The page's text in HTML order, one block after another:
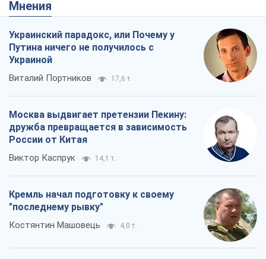
Мнения
Украинский парадокс, или Почему у
Путина ничего не получилось с
Украиной
Виталий Портников 17,6 т.
Москва выдвигает претензии Пекину:
дружба превращается в зависимость
России от Китая
Виктор Каспрук 14,1 т.
Кремль начал подготовку к своему
"последнему рывку"
Костянтин Машовець 4,0 т.